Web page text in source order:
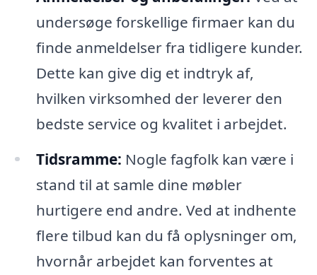
undersøge forskellige firmaer kan du
finde anmeldelser fra tidligere kunder.
Dette kan give dig et indtryk af,
hvilken virksomhed der leverer den
bedste service og kvalitet i arbejdet.
Tidsramme: Nogle fagfolk kan være i
stand til at samle dine møbler
hurtigere end andre. Ved at indhente
flere tilbud kan du få oplysninger om,
hvornår arbejdet kan forventes at